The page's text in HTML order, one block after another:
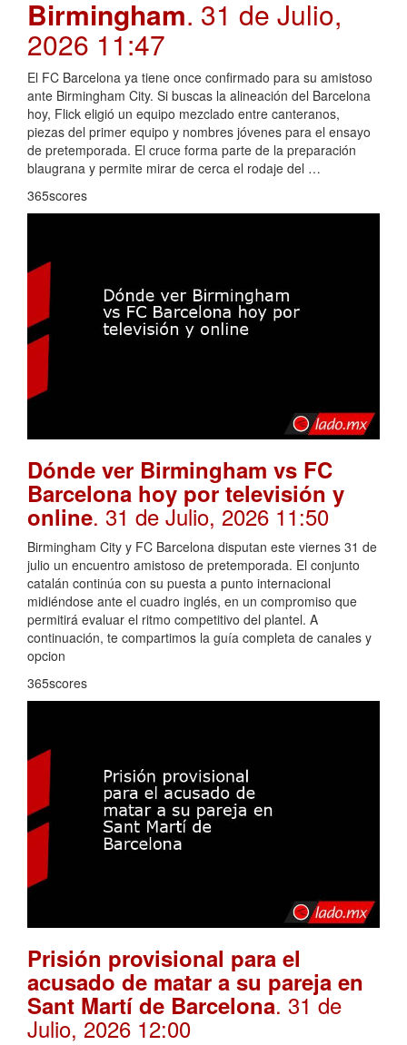
Birmingham. 31 de Julio,
2026 11:47
El FC Barcelona ya tiene once confirmado para su amistoso
ante Birmingham City. Si buscas la alineación del Barcelona
hoy, Flick eligió un equipo mezclado entre canteranos,
piezas del primer equipo y nombres jóvenes para el ensayo
de pretemporada. El cruce forma parte de la preparación
blaugrana y permite mirar de cerca el rodaje del …
365scores
Dónde ver Birmingham vs FC
Barcelona hoy por televisión y
online. 31 de Julio, 2026 11:50
Birmingham City y FC Barcelona disputan este viernes 31 de
julio un encuentro amistoso de pretemporada. El conjunto
catalán continúa con su puesta a punto internacional
midiéndose ante el cuadro inglés, en un compromiso que
permitirá evaluar el ritmo competitivo del plantel. A
continuación, te compartimos la guía completa de canales y
opcion
365scores
Prisión provisional para el
acusado de matar a su pareja en
Sant Martí de Barcelona. 31 de
Julio, 2026 12:00